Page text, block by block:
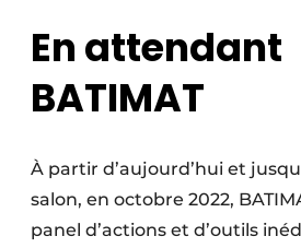
En attendant
BATIMAT
À partir d’aujourd’hui et
salon, en octobre 2022,
panel d’actions et d’outils